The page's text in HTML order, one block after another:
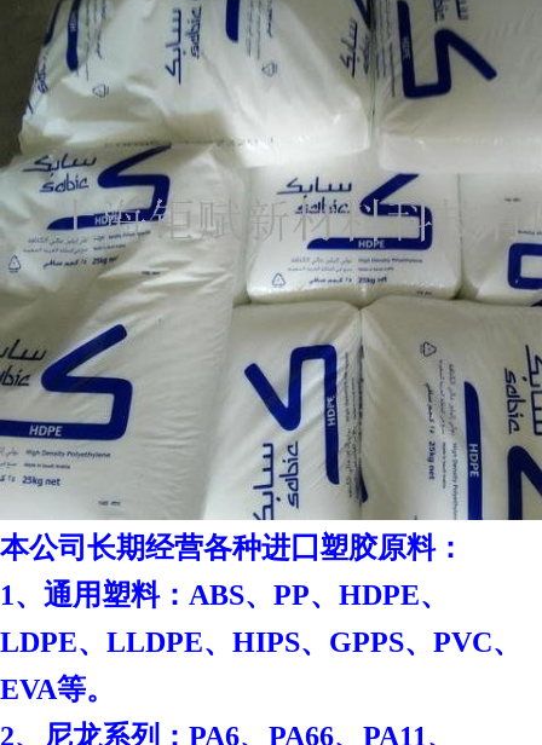
本公司长期经营各种进囗塑胶原料：
1、通用塑料：ABS、PP、HDPE、
LDPE、LLDPE、HIPS、GPPS、PVC、
EVA等。
2、尼龙系列：PA6、PA66、PA11、